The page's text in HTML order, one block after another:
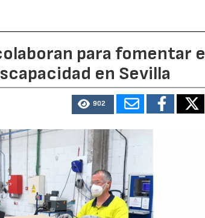
para fomentar
en Sevilla
902